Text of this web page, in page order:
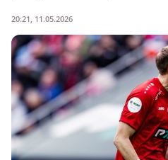
20:21, 11.05.2026